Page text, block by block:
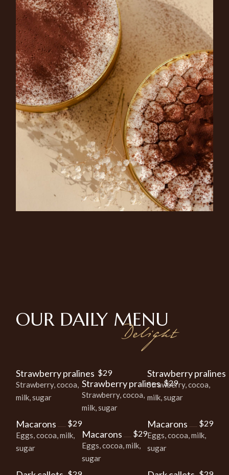
OUR DAILY MENU
Delight
Strawberry pralines $29
Strawberry, cocoa,
milk, sugar
Macarons $29
Eggs, cocoa, milk,
sugar
Strawberry pralines $29
Strawberry, cocoa,
milk, sugar
Macarons $29
Eggs, cocoa, milk,
sugar
Strawberry pralines
Strawberry, cocoa,
milk, sugar
Macarons $29
Eggs, cocoa, milk,
sugar